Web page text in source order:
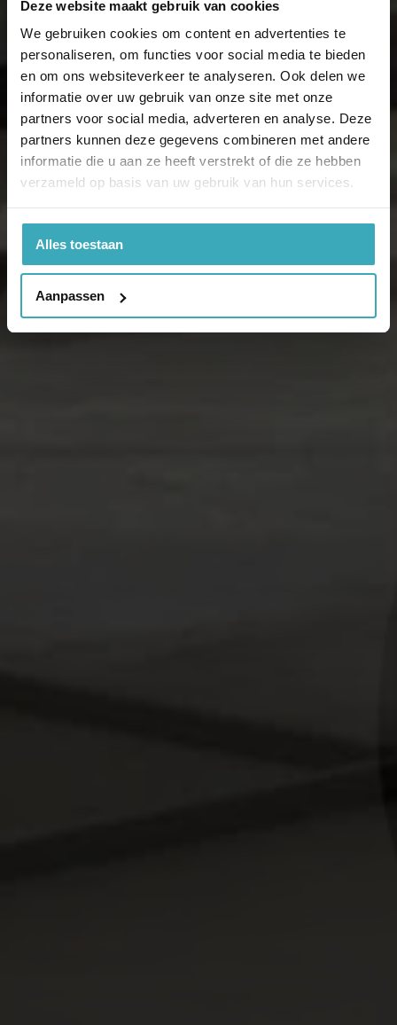
Deze website maakt gebruik van cookies
We gebruiken cookies om content en advertenties te
personaliseren, om functies voor social media te bieden
en om ons websiteverkeer te analyseren. Ook delen we
informatie over uw gebruik van onze site met onze
partners voor social media, adverteren en analyse. Deze
partners kunnen deze gegevens combineren met andere
informatie die u aan ze heeft verstrekt of die ze hebben
verzameld op basis van uw gebruik van hun services.
Alles toestaan
Aanpassen